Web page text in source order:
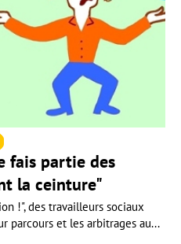
fais partie des
la ceinture"
!", des travailleurs sociaux
parcours et les arbitrages au...